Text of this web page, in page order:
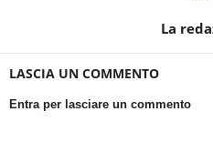
La
LASCIA UN COMMENTO
Entra per lasciare un commento